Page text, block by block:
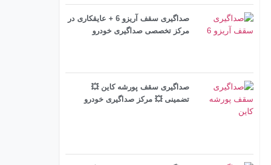
صداگیری سقف آریزو 6 + عایقکاری در
مرکز تخصصی صداگیری خودرو
صداگیری سقف پورشه کاین 💥
تضمینی 💥 مرکز صداگیری خودرو